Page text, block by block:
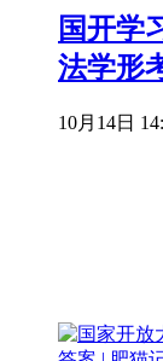
国开学
法学形
10月14日